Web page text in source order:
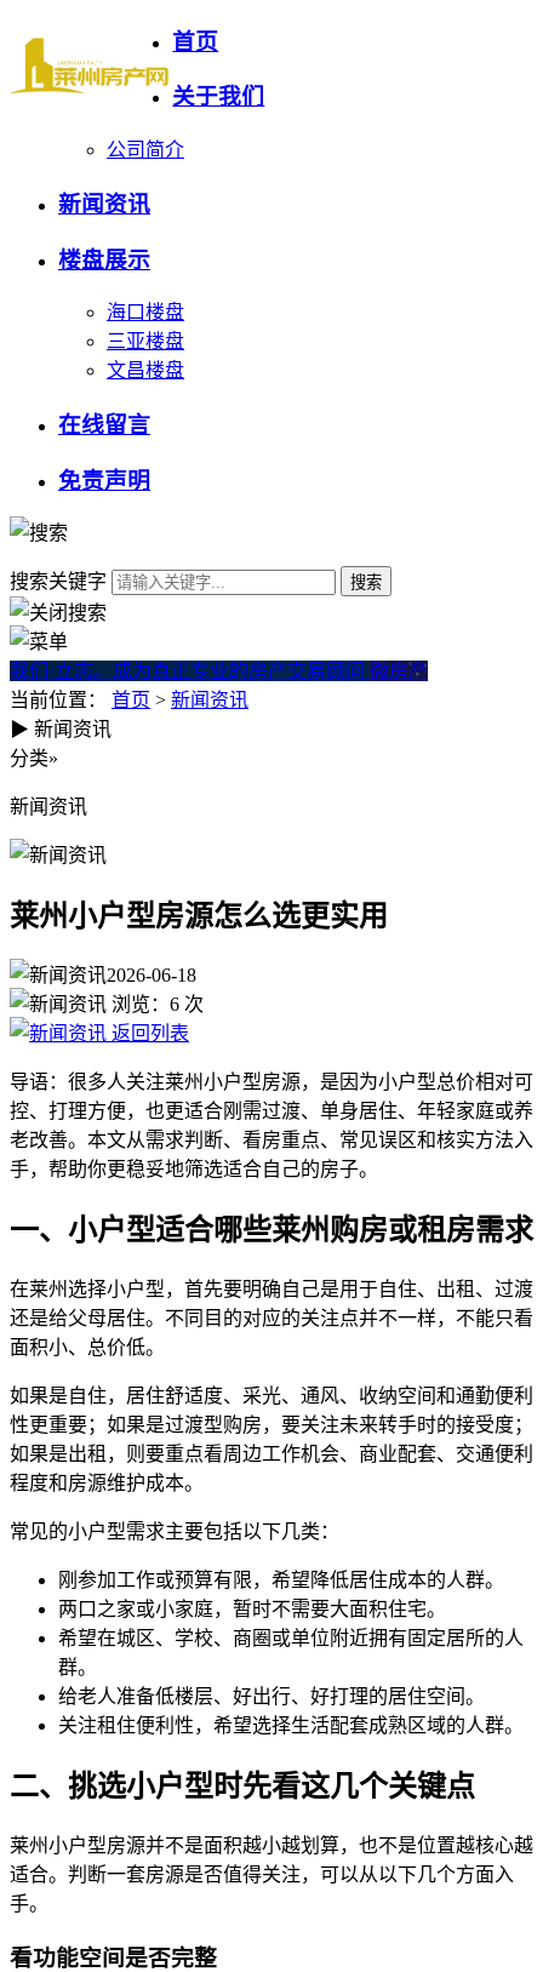
首页
关于我们
公司简介
新闻资讯
楼盘展示
海口楼盘
三亚楼盘
文昌楼盘
在线留言
免责声明
搜索关键字
我们·立志。成为真正专业的房产交易顾问 微房产
当前位置： 首页 > 新闻资讯
莱州小户型房源怎么选更实用
▶ 新闻资讯
分类»
新闻资讯
莱州小户型房源怎么选更实用
2026-06-18
浏览： 6 次
返回列表
导语：很多人关注莱州小户型房源，是因为小户型总价相对可
控、打理方便，也更适合刚需过渡、单身居住、年轻家庭或养
老改善。本文从需求判断、看房重点、常见误区和核实方法入
手，帮助你更稳妥地筛选适合自己的房子。
一、小户型适合哪些莱州购房或租房需求
在莱州选择小户型，首先要明确自己是用于自住、出租、过渡
还是给父母居住。不同目的对应的关注点并不一样，不能只看
面积小、总价低。
如果是自住，居住舒适度、采光、通风、收纳空间和通勤便利
性更重要；如果是过渡型购房，要关注未来转手时的接受度；
如果是出租，则要重点看周边工作机会、商业配套、交通便利
程度和房源维护成本。
常见的小户型需求主要包括以下几类：
刚参加工作或预算有限，希望降低居住成本的人群。
两口之家或小家庭，暂时不需要大面积住宅。
希望在城区、学校、商圈或单位附近拥有固定居所的人
群。
给老人准备低楼层、好出行、好打理的居住空间。
关注租住便利性，希望选择生活配套成熟区域的人群。
二、挑选小户型时先看这几个关键点
莱州小户型房源并不是面积越小越划算，也不是位置越核心越
适合。判断一套房源是否值得关注，可以从以下几个方面入
手。
看功能空间是否完整